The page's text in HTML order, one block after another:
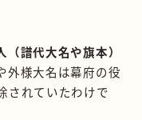
（譜代大名や旗本）
外様大名は幕府の役
されていたわけで